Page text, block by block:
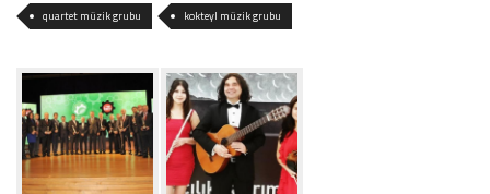
quartet müzik grubu
kokteyl müzik grubu